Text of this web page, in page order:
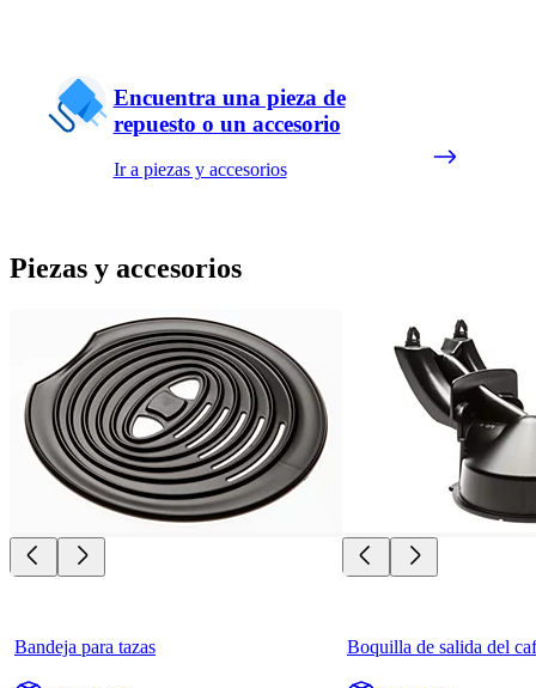
Encuentra una pieza de
repuesto o un accesorio
Ir a piezas y accesorios
Piezas y accesorios
Bandeja para tazas Boquilla de salida del